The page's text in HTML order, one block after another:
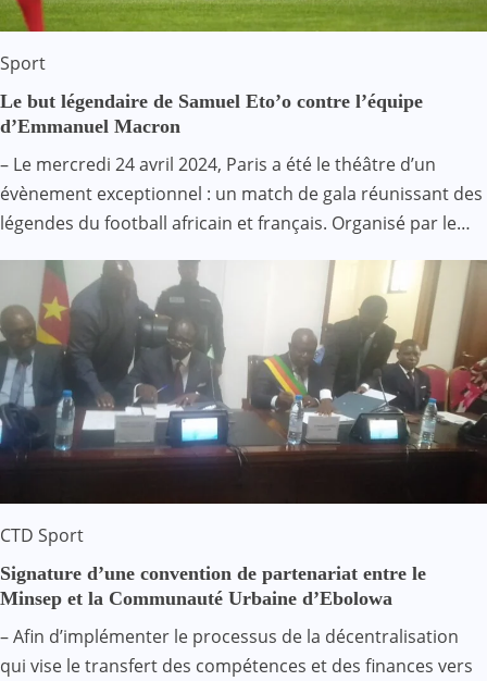
Sport
Le but légendaire de Samuel Eto’o contre l’équipe
d’Emmanuel Macron
– Le mercredi 24 avril 2024, Paris a été le théâtre d’un
évènement exceptionnel : un match de gala réunissant des
légendes du football africain et français. Organisé par le…
CTD Sport
Signature d’une convention de partenariat entre le
Minsep et la Communauté Urbaine d’Ebolowa
– Afin d’implémenter le processus de la décentralisation
qui vise le transfert des compétences et des finances vers